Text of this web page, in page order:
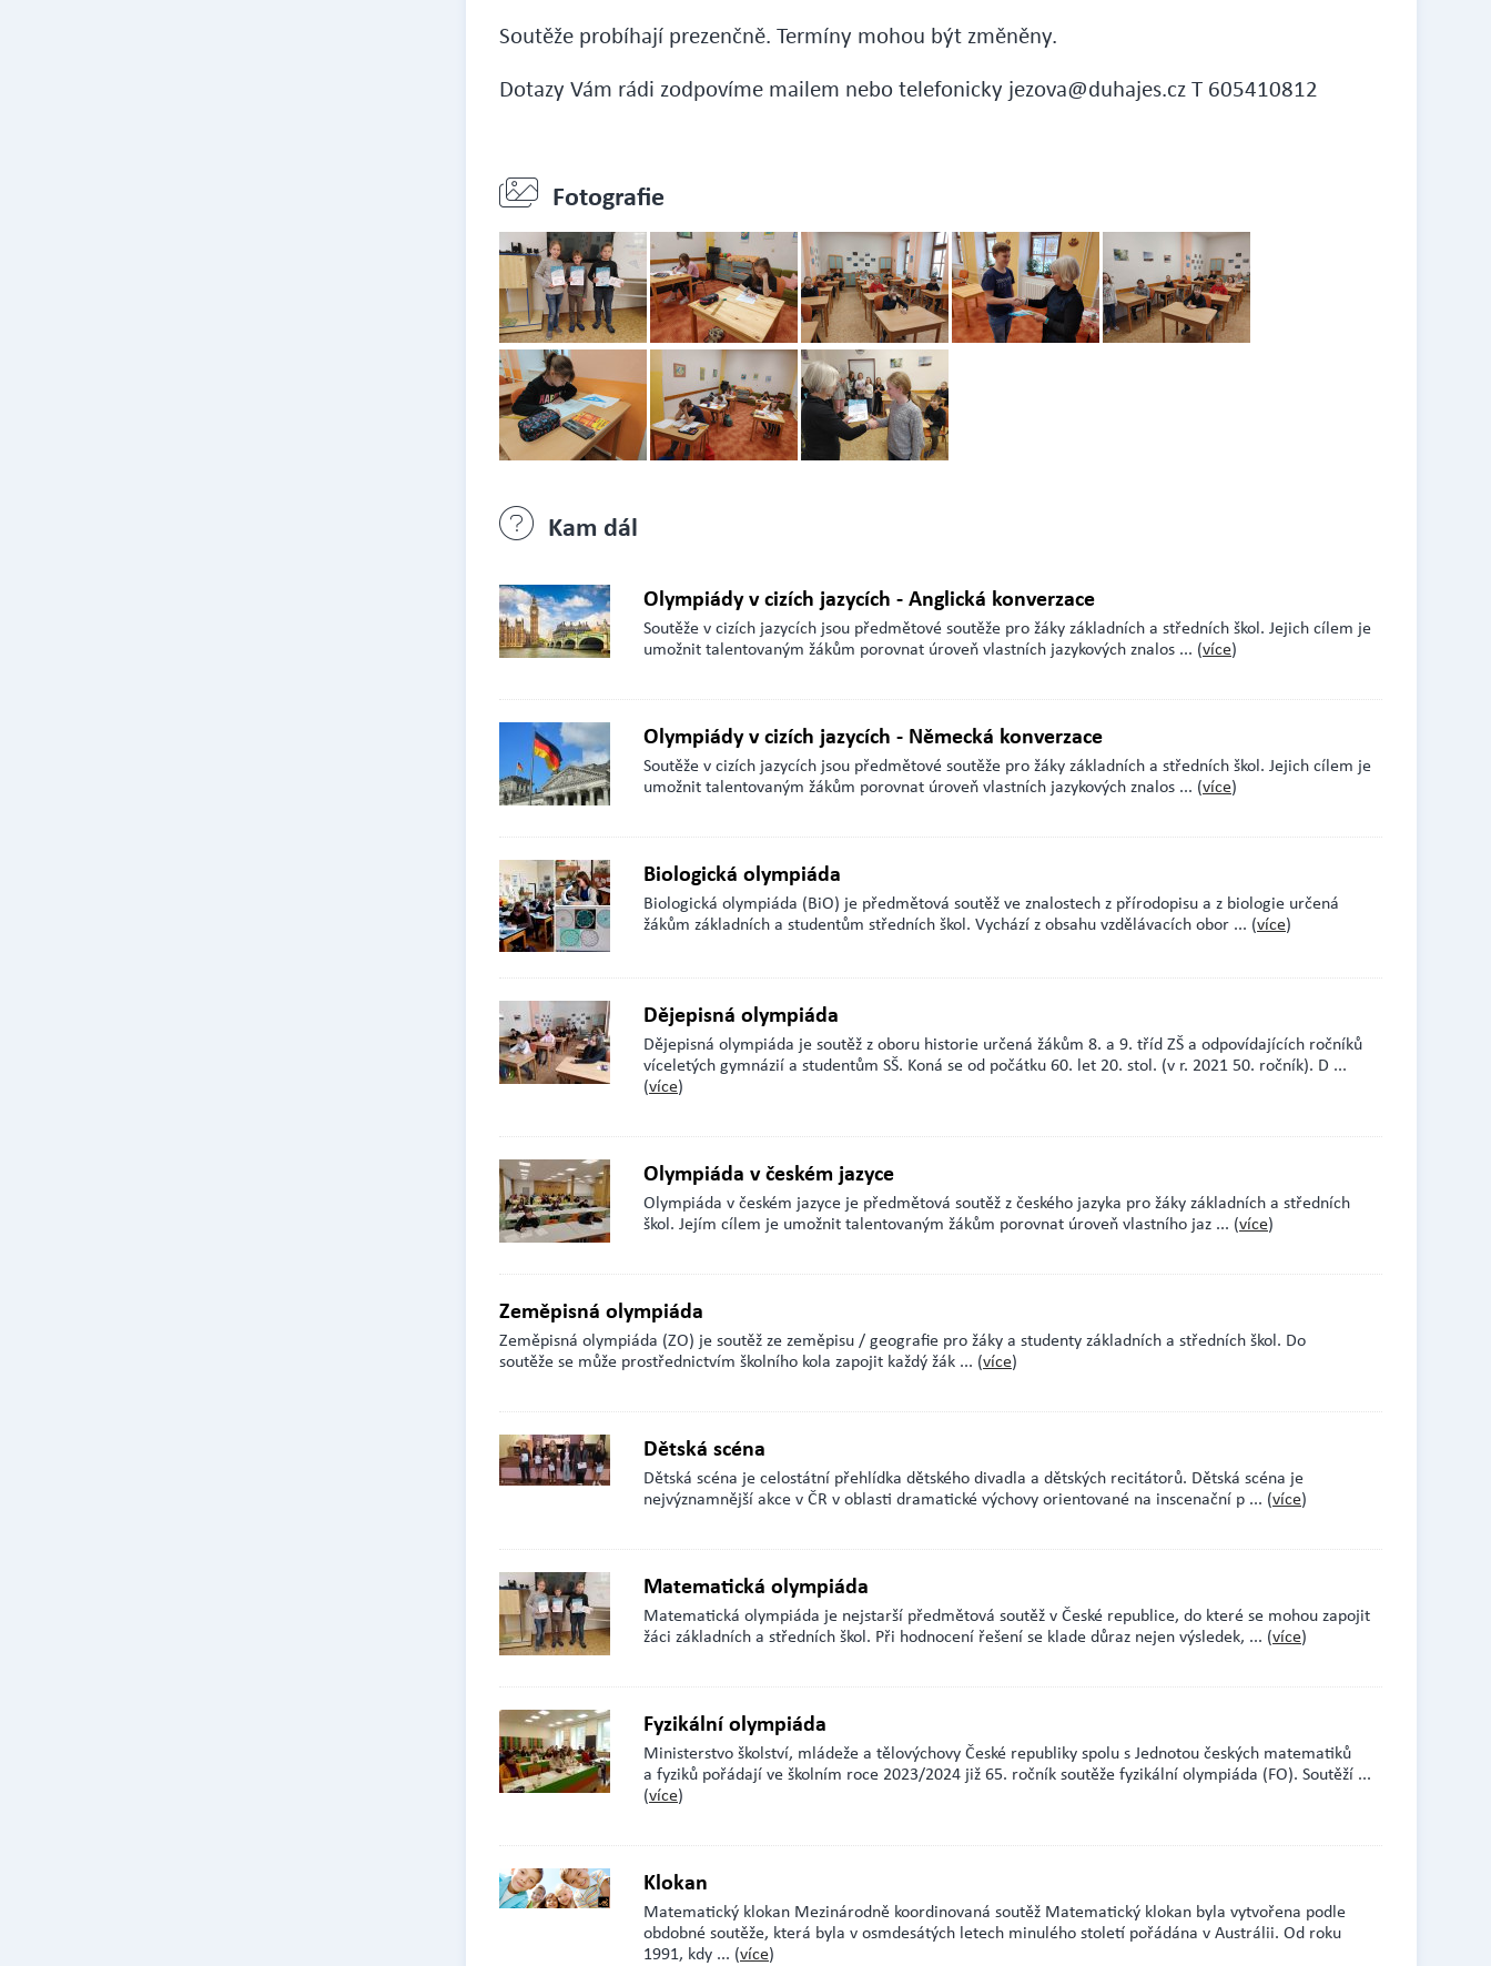
Soutěže probíhají prezenčně. Termíny mohou být změněny.
Dotazy Vám rádi zodpovíme mailem nebo telefonicky jezova@duhajes.cz T 605410812
Fotografie
Kam dál
Olympiády v cizích jazycích - Anglická konverzace
Soutěže v cizích jazycích jsou předmětové soutěže pro žáky základních a středních škol. Jejich cílem je
umožnit talentovaným žákům porovnat úroveň vlastních jazykových znalos ... (více)
Olympiády v cizích jazycích - Německá konverzace
Soutěže v cizích jazycích jsou předmětové soutěže pro žáky základních a středních škol. Jejich cílem je
umožnit talentovaným žákům porovnat úroveň vlastních jazykových znalos ... (více)
Biologická olympiáda
Biologická olympiáda (BiO) je předmětová soutěž ve znalostech z přírodopisu a z biologie určená
žákům základních a studentům středních škol. Vychází z obsahu vzdělávacích obor ... (více)
Dějepisná olympiáda
Dějepisná olympiáda je soutěž z oboru historie určená žákům 8. a 9. tříd ZŠ a odpovídajících ročníků
víceletých gymnázií a studentům SŠ. Koná se od počátku 60. let 20. stol. (v r. 2021 50. ročník). D ...
(více)
Olympiáda v českém jazyce
Olympiáda v českém jazyce je předmětová soutěž z českého jazyka pro žáky základních a středních
škol. Jejím cílem je umožnit talentovaným žákům porovnat úroveň vlastního jaz ... (více)
Zeměpisná olympiáda
Zeměpisná olympiáda (ZO) je soutěž ze zeměpisu / geografie pro žáky a studenty základních a středních škol. Do
soutěže se může prostřednictvím školního kola zapojit každý žák ... (více)
Dětská scéna
Dětská scéna je celostátní přehlídka dětského divadla a dětských recitátorů. Dětská scéna je
nejvýznamnější akce v ČR v oblasti dramatické výchovy orientované na inscenační p ... (více)
Matematická olympiáda
Matematická olympiáda je nejstarší předmětová soutěž v České republice, do které se mohou zapojit
žáci základních a středních škol. Při hodnocení řešení se klade důraz nejen výsledek, ... (více)
Fyzikální olympiáda
Ministerstvo školství, mládeže a tělovýchovy České republiky spolu s Jednotou českých matematiků
a fyziků pořádají ve školním roce 2023/2024 již 65. ročník soutěže fyzikální olympiáda (FO). Soutěží ...
(více)
Klokan
Matematický klokan Mezinárodně koordinovaná soutěž Matematický klokan byla vytvořena podle
obdobné soutěže, která byla v osmdesátých letech minulého století pořádána v Austrálii. Od roku
1991, kdy ... (více)